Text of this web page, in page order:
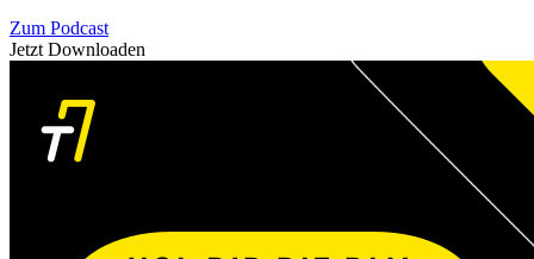
Zum Podcast
Jetzt Downloaden